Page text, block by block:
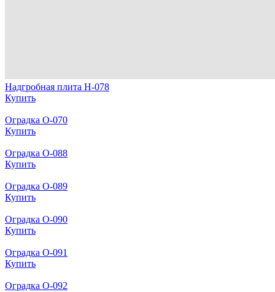
Надгробная плита Н-078
Купить
Оградка О-070
Купить
Оградка О-088
Купить
Оградка О-089
Купить
Оградка О-090
Купить
Оградка О-091
Купить
Оградка О-092